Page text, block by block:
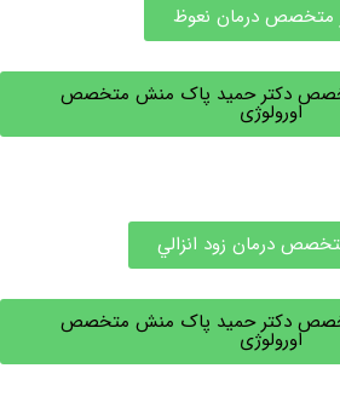
درمان نعوظ
حمید پاک منش متخصص
زود انزالي
حمید پاک منش متخصص